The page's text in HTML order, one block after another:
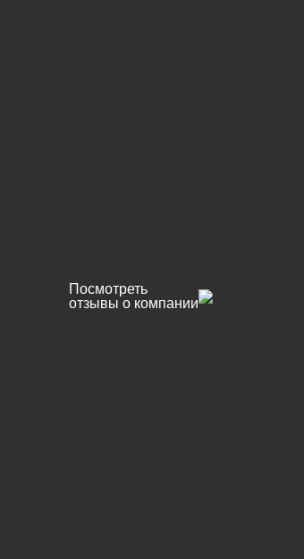
Посмотреть
отзывы о компании